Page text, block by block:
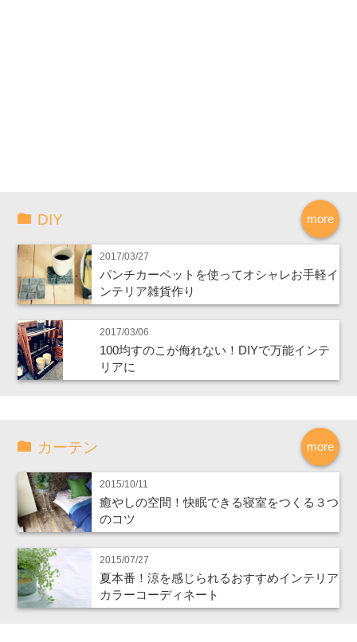
more
DIY
2017/03/27
パンチカーペットを使ってオシャレお手軽イ
ンテリア雑貨作り
2017/03/06
100均すのこが侮れない！DIYで万能インテ
リアに
more
カーテン
2015/10/11
癒やしの空間！快眠できる寝室をつくる３つ
のコツ
2015/07/27
夏本番！涼を感じられるおすすめインテリア
カラーコーディネート